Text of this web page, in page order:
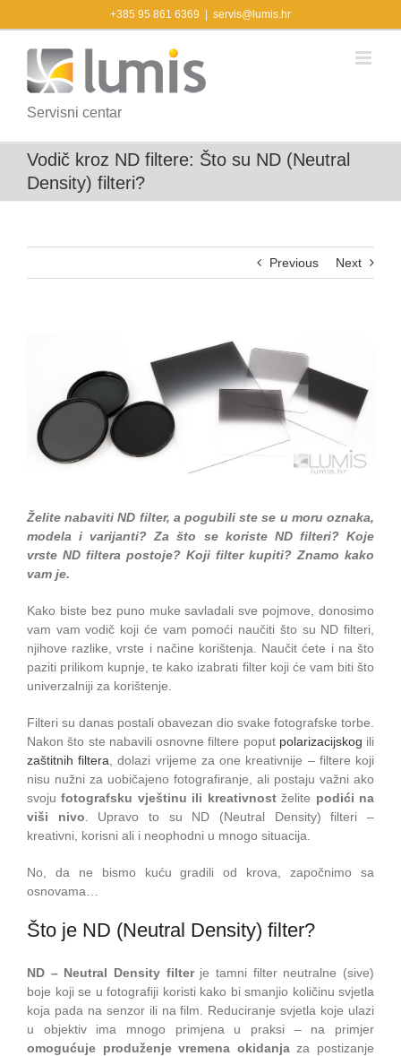
to
content
+385 95 861 6369 servis@lumis.hr
Servisni centar
Vodič kroz ND filtere: Što su ND (Neutral
Density) filteri?
Previous Next
Želite nabaviti ND filter, a pogubili ste se u moru oznaka,
modela i varijanti? Za što se koriste ND filteri? Koje
vrste ND filtera postoje? Koji filter kupiti? Znamo kako
vam je.
Kako biste bez puno muke savladali sve pojmove, donosimo
vam vam vodič koji će vam pomoći naučiti što su ND filteri,
njihove razlike, vrste i načine korištenja. Naučit ćete i na što
paziti prilikom kupnje, te kako izabrati filter koji će vam biti što
univerzalniji za korištenje.
Filteri su danas postali obavezan dio svake fotografske torbe.
Nakon što ste nabavili osnovne filtere poput polarizacijskog ili
zaštitnih filtera , dolazi vrijeme za one kreativnije – filtere koji
nisu nužni za uobičajeno fotografiranje, ali postaju važni ako
svojufotografsku vještinu ili kreativnostželite podići na
viši nivo . Upravo to su ND (Neutral Density) filteri –
kreativni, korisni ali i neophodni u mnogo situacija.
No, da ne bismo kuću gradili od krova, započnimo sa
osnovama…
Što je ND (Neutral Density) filter?
ND – Neutral Density filterje tamni filter neutralne (sive)
boje koji se u fotografiji koristi kako bi smanjio količinu svjetla
koja pada na senzor ili na film. Reduciranje svjetla koje ulazi
u objektiv ima mnogo primjena u praksi – na primjer
omogućuje produženje vremena okidanjaza postizanje